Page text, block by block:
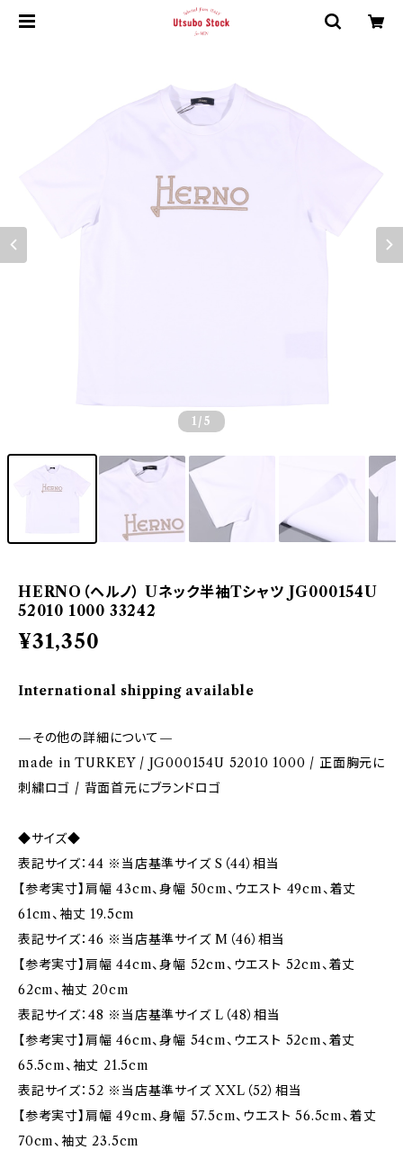
1 /5
HERNO（ヘルノ） Uネック半袖Tシャツ JG000154U
52010 1000 33242
¥31,350
International shipping available
—その他の詳細について—
made in TURKEY / JG000154U 52010 1000 / 正面胸元に
刺繍ロゴ / 背面首元にブランドロゴ
◆サイズ◆
表記サイズ：44 ※当店基準サイズ S（44）相当
【参考実寸】肩幅 43cm、身幅 50cm、ウエスト 49cm、着丈
61cm、袖丈 19.5cm
表記サイズ：46 ※当店基準サイズ M（46）相当
【参考実寸】肩幅 44cm、身幅 52cm、ウエスト 52cm、着丈
62cm、袖丈 20cm
表記サイズ：48 ※当店基準サイズ L（48）相当
【参考実寸】肩幅 46cm、身幅 54cm、ウエスト 52cm、着丈
65.5cm、袖丈 21.5cm
表記サイズ：52 ※当店基準サイズ XXL（52）相当
【参考実寸】肩幅 49cm、身幅 57.5cm、ウエスト 56.5cm、着丈
70cm、袖丈 23.5cm